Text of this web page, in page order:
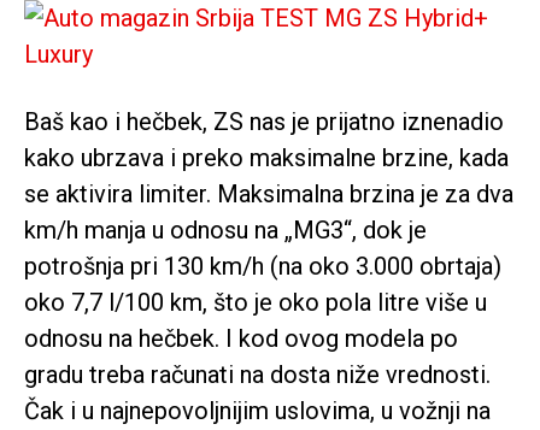
Baš kao i hečbek, ZS nas je prijatno iznenadio
kako ubrzava i preko maksimalne brzine, kada
se aktivira limiter. Maksimalna brzina je za dva
km/h manja u odnosu na „MG3“, dok je
potrošnja pri 130 km/h (na oko 3.000 obrtaja)
oko 7,7 l/100 km, što je oko pola litre više u
odnosu na hečbek. I kod ovog modela po
gradu treba računati na dosta niže vrednosti.
Čak i u najnepovoljnijim uslovima, u vožnji na